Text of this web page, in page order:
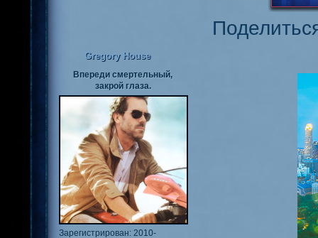
Gregory House
Впереди смертельный,
закрой глаза.
Зарегистрирован: 2010-